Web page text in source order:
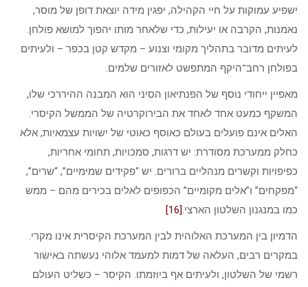
ישפיע עמוקות על חיי הקהילה, יפגין מידה יוצאת דופן של מוסר,
נאמנות, הקרבה או יעילות, כדי שלאחר מותו יהפוך למושא פולחן.
לעיתים מדובר בתהליך מקומי וצנוע – מקדש קטן בכפר – ולעיתים
בפולחן רחב־היקף המתפשט לאזורים שלמים.
מאפיין ייחודי נוסף של הפנתיאון הסיני הוא המבנה ההיררכי שלו,
המשקף כמעט אחד לאחד את הבירוקרטיה של הממשל הקיסרי.
האלים אינם פועלים בעולם כאוסף כאוטי של ישויות עצמאיות, אלא
כחלק ממערכת מסודרת: יש דרגות, סמכויות, תחומי אחריות,
כפיפויות וקשרים מנהליים ברורים. יש “פקידים שמימיים”, “שרים”,
“מפקחים” ו”אלים מקומיים” הכפופים לאלים בכירים מהם – ממש
כמו במנגנון השלטון הארצי.[16]
הדמיון בין המערכת האלוהית לבין המערכת הקיסרית אינו מקרי.
במקרים רבים, העלאה של דמות למעמד אלוהי נעשתה באישור
רשמי של השלטון, ולעיתים אף ביוזמתו. הקיסר – כשליט העולם